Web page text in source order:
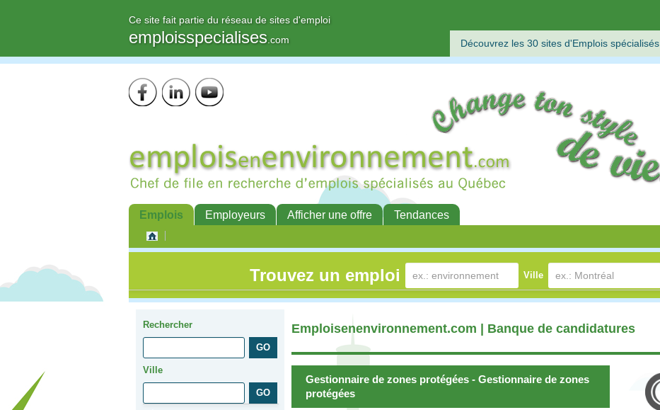
Ce site fait partie du réseau de sites d'emploi
emploisspecialises .com Découvrez les 30 sites d'Emplois spécialisés
Emplois Employeurs Afficher une offre Tendances
Trouvez un emploi Ville
Rechercher
Ville
Emploisenenvironnement.com | Banque de candidatures
Gestionnaire de zones protégées - Gestionnaire de zones
protégées